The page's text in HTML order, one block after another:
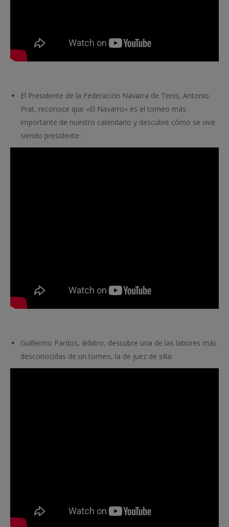
El Presidente de la Federación Navarra de Tenis, Antonio
Prat, reconoce que «El Navarro» es el torneo más
importante de nuestro calendario y descubre cómo se vive
siendo presidente:
Guillermo Pardos, árbitro, descubre una de las labores más
desconocidas de un torneo, la de juez de silla: